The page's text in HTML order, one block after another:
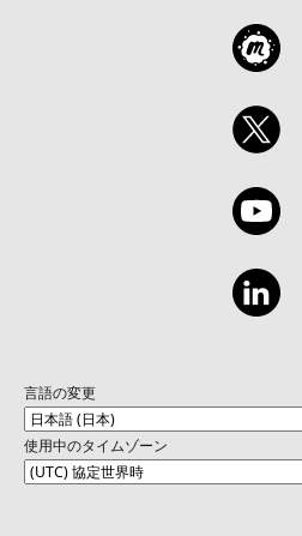
言語の変更
使用中のタイムゾーン